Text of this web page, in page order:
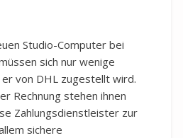
Studio-Computer bei
sich nur wenige
von DHL zugestellt wird.
Rechnung stehen ihnen
Zahlungsdienstleister zur
sichere